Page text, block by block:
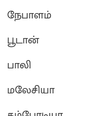
நேபாளம்
பூடான்
பாலி
மலேசியா